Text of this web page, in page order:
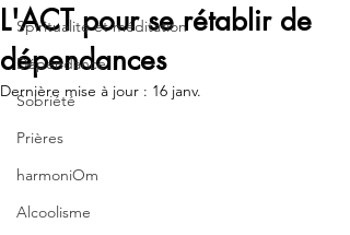
Spiritualité et méditation
Dépendance
Sobriété
Prières
harmoniOm
Alcoolisme
L'ACT pour se rétablir de
dépendances
Dernière mise à jour : 16 janv.